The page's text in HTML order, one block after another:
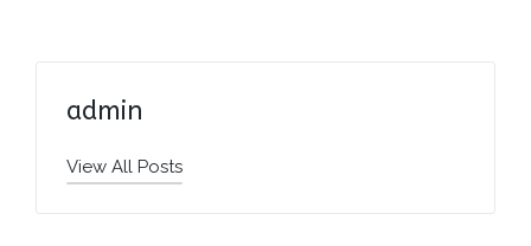
admin
View All Posts